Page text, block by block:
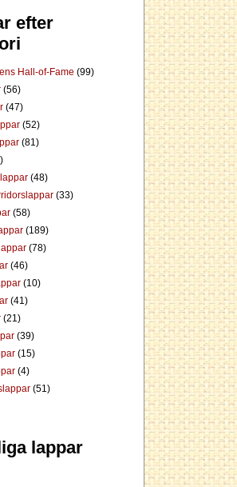
efter
Hall-of-Fame (99)
(56)
(47)
(52)
(81)
(48)
(33)
(58)
(189)
(78)
(46)
(10)
(41)
(21)
(39)
(15)
(4)
(51)
lappar